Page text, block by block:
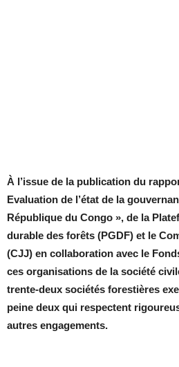
À l’issue de la publication du
Evaluation de l’état de la
République du Congo », de la
durable des forêts (PGDF) et le
(CJJ) en collaboration avec le
ces organisations de la société
trente-deux sociétés forestières
peine deux qui respectent
autres engagements.